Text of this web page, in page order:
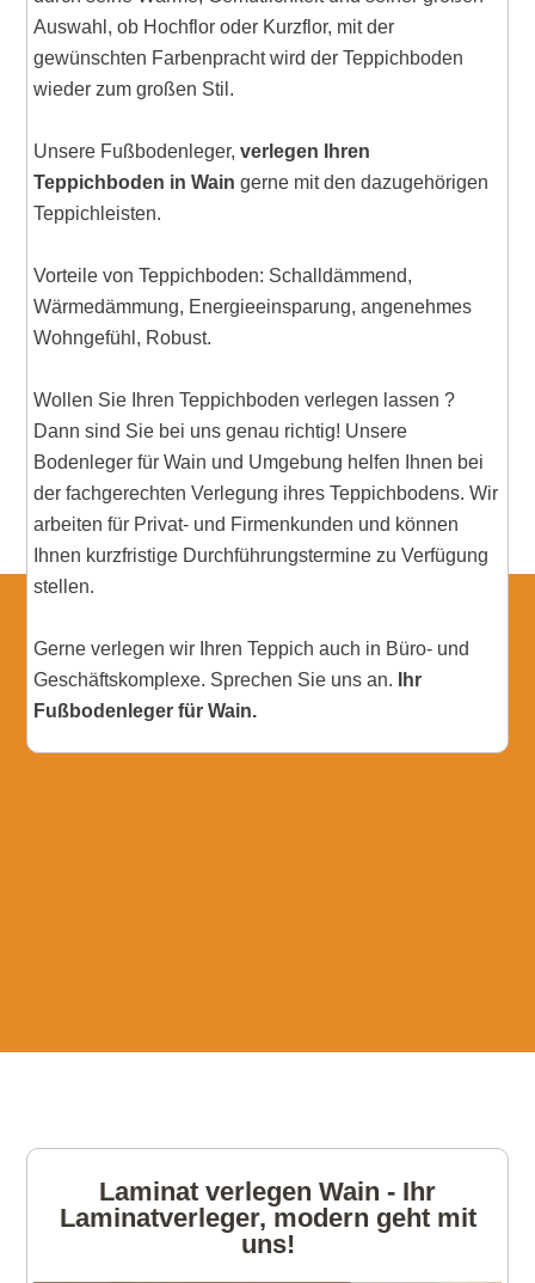
Auswahl, ob Hochflor oder Kurzflor, mit der
gewünschten Farbenpracht wird der Teppichboden
wieder zum großen Stil.
Unsere Fußbodenleger,verlegen Ihren
Teppichboden in Wain gerne mit den dazugehörigen
Teppichleisten.
Vorteile von Teppichboden: Schalldämmend,
Wärmedämmung, Energieeinsparung, angenehmes
Wohngefühl, Robust.
Wollen Sie Ihren Teppichboden verlegen lassen ?
Dann sind Sie bei uns genau richtig! Unsere
Bodenleger für Wain und Umgebung helfen Ihnen bei
der fachgerechten Verlegung ihres Teppichbodens. Wir
arbeiten für Privat- und Firmenkunden und können
Ihnen kurzfristige Durchführungstermine zu Verfügung
stellen.
Gerne verlegen wir Ihren Teppich auch in Büro- und
Geschäftskomplexe. Sprechen Sie uns an.
Ihr
Fußbodenleger für Wain.
Laminat verlegen Wain - Ihr
Laminatverleger, modern geht mit
uns!